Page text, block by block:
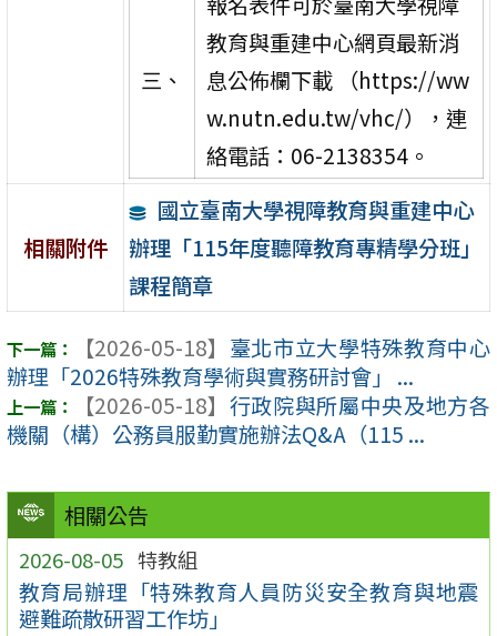
相關公告
2026-08-05 特教組
教育局辦理「特殊教育人員防災安全教育與地震
避難疏散研習工作坊」
三、
教育與重建中心網頁最新消
息公佈欄下載 （https://ww
w.nutn.edu.tw/vhc/），連
絡電話：06-2138354。
相關附件
國立臺南大學視障教育與重建中心
辦理「115年度聽障教育專精學分班」
課程簡章
【2026-05-18】 臺北市立大學特殊教育中心
辦理「2026特殊教育學術與實務研討會」 ...
【2026-05-18】 行政院與所屬中央及地方各
機關（構）公務員服勤實施辦法Q&A（115 ...